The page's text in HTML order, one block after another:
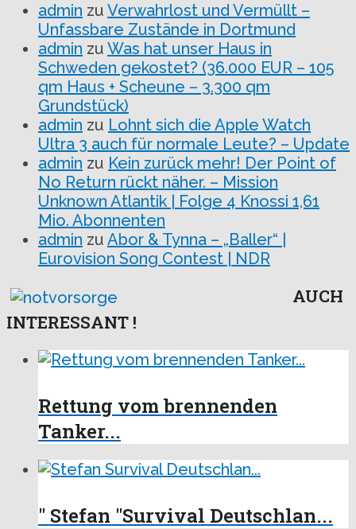
admin zu Verwahrlost und Vermüllt –
Unfassbare Zustände in Dortmund
admin zu Was hat unser Haus in
Schweden gekostet? (36.000 EUR – 105
qm Haus + Scheune – 3.300 qm
Grundstück)
admin zu Lohnt sich die Apple Watch
Ultra 3 auch für normale Leute? – Update
admin zu Kein zurück mehr! Der Point of
No Return rückt näher. – Mission
Unknown Atlantik | Folge 4 Knossi 1,61
Mio. Abonnenten
admin zu Abor & Tynna – „Baller“ |
Eurovision Song Contest | NDR
AUCH
INTERESSANT !
Rettung vom brennenden
Tanker...
" Stefan "Survival Deutschlan...